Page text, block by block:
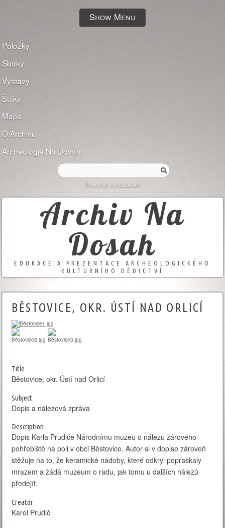
Show Menu
Položky
Sbírky
Výstavy
Štítky
Mapa
O Archivu
Archeologie Na Dosah
Pokročilé Vyhledávání
Archiv Na
Dosah
EDUKACE A PREZENTACE ARCHEOLOGICKÉHO
KULTURNÍHO DĚDICTVÍ
BĚSTOVICE, OKR. ÚSTÍ NAD ORLICÍ
Title
Běstovice, okr. Ústí nad Orlicí
Subject
Dopis a nálezová zpráva
Description
Dopis Karla Prudiče Národnímu muzeu o nálezu žárového
pohřebiště na poli v obci Běstovice. Autor si v dopise zároveň
stěžuje na to, že keramické nádoby, které odkryl popraskaly
mrazem a žádá muzeum o radu, jak tomu u dalších nálezů
předejít.
Creator
Karel Prudič